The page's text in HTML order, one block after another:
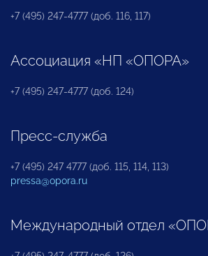
+7 (495) 247-4777 (доб. 116, 117)
Ассоциация «НП «ОПОРА»
+7 (495) 247-4777 (доб. 124)
Пресс-служба
+7 (495) 247 4777 (доб. 115, 114, 113)
pressa@opora.ru
Международный отдел